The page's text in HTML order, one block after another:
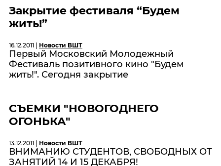
Закрытие фестиваля “Будем
жить!”
16.12.2011 | Новости ВШТ
Первый Московский Молодежный
Фестиваль позитивного кино "Будем
жить!". Сегодня закрытие
СЪЕМКИ "НОВОГОДНЕГО
ОГОНЬКА"
13.12.2011 | Новости ВШТ
ВНИМАНИЮ СТУДЕНТОВ, СВОБОДНЫХ ОТ
ЗАНЯТИЙ 14 И 15 ДЕКАБРЯ!